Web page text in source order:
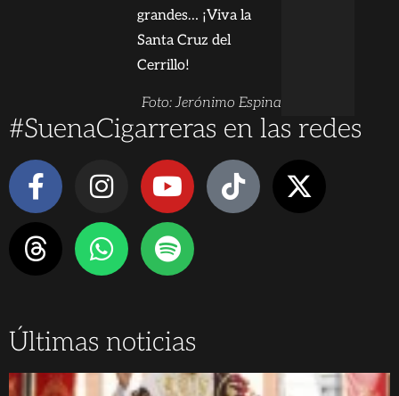
grandes… ¡Viva la
Santa Cruz del
Cerrillo!
Foto: Jerónimo Espina
#SuenaCigarreras en las redes
Últimas noticias